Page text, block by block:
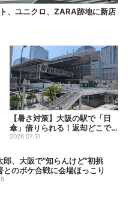
、ユニクロ、ZARA跡地に新店
【暑さ対策】大阪の駅で「日
傘」借りられる！返却どこで
もOK、熱中症対策にシェア
2026.07.31
郎、大阪で“知らんけど”初挑
のボケ合戦に会場ほっこり